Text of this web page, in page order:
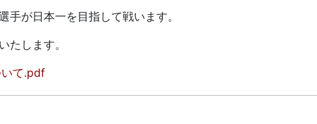
が日本一を目指して戦います。
します。
いて.pdf